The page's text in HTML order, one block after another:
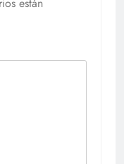
están